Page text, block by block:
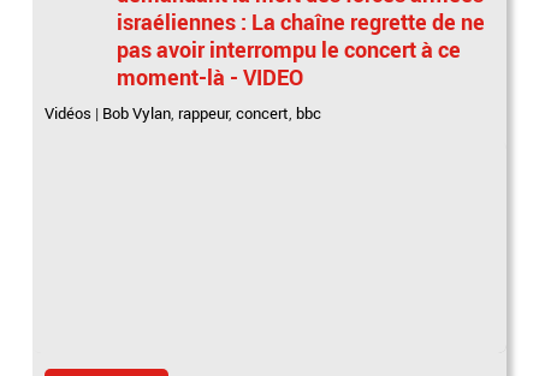
israéliennes : La chaîne regrette de ne
pas avoir interrompu le concert à ce
moment-là - VIDEO
Vidéos | Bob Vylan, rappeur,concert, bbc